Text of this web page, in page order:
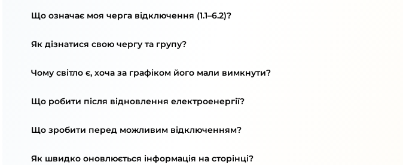
Що означає моя черга відключення (1.1–6.2)?
Як дізнатися свою чергу та групу?
Чому світло є, хоча за графіком його мали вимкнути?
Що робити після відновлення електроенергії?
Що зробити перед можливим відключенням?
Як швидко оновлюється інформація на сторінці?